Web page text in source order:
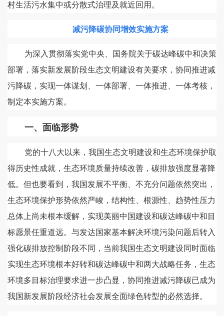
村生活污水集中或分散式治理及就近回用。
减污降碳协同增效实施方案
为深入贯彻落实党中央、国务院关于碳达峰碳中和决策
部署，落实新发展阶段生态文明建设有关要求，协同推进减
污降碳，实现一体谋划、一体部署、一体推进、一体考核，
制定本实施方案。
一、面临形势
党的十八大以来，我国生态文明建设和生态环境保护取
得历史性成就，生态环境质量持续改善，碳排放强度显著降
低。但也要看到，我国发展不平衡、不充分问题依然突出，
生态环境保护形势依然严峻，结构性、根源性、趋势性压力
总体上尚未根本缓解，实现美丽中国建设和碳达峰碳中和目
标愿景任重道远。与发达国家基本解决环境污染问题后转入
强化碳排放控制阶段不同，当前我国生态文明建设同时面临
实现生态环境根本好转和碳达峰碳中和两大战略任务，生态
环境多目标治理要求进一步凸显，协同推进减污降碳已成为
我国新发展阶段经济社会发展全面绿色转型的必然选择。